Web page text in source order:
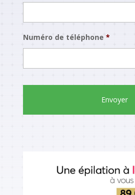
Numéro de téléphone *